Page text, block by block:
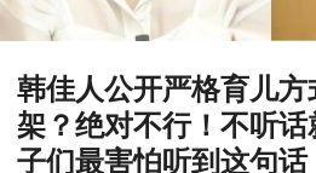
韩佳人公开严格育儿
架？绝对不行！不听
子们最害怕听到这句话